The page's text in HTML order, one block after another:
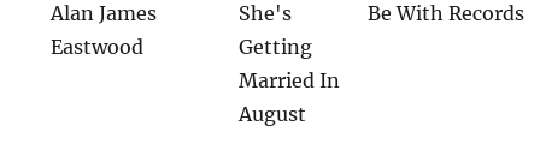
Alan James
Eastwood
She's
Getting
Married In
August
Be With Records